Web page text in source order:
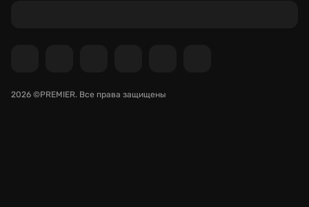
2026 ©PREMIER. Все права защищены